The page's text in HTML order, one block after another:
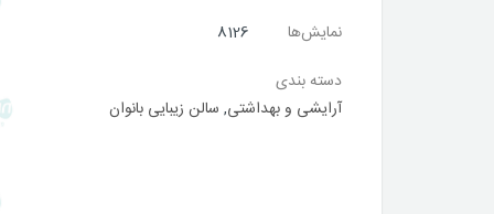
نمایش‌ها
8126
دسته بندی
آرایشی و بهداشتی, سالن زیبایی بانوان